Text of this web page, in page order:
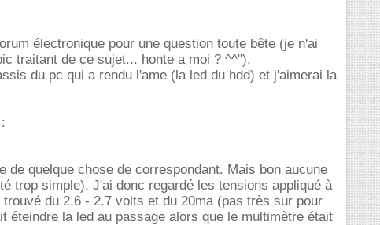
électronique pour une question toute bête (je n'ai
traitant de ce sujet... honte a moi ? ^^").
du pc qui a rendu l'ame (la led du hdd) et j'aimerai la
de quelque chose de correspondant. Mais bon aucune
trop simple). J'ai donc regardé les tensions appliqué à
du 2.6 - 2.7 volts et du 20ma (pas très sur pour
éteindre la led au passage alors que le multimètre était